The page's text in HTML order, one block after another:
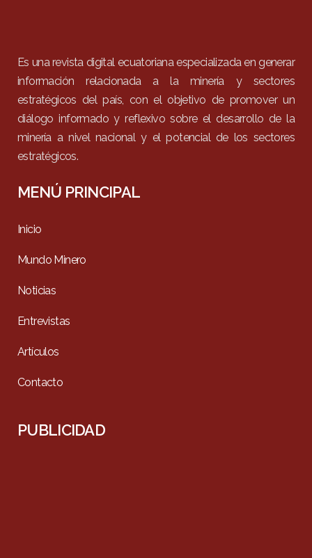
Es una revista digital ecuatoriana especializada en generar
información relacionada a la minería y sectores
estratégicos del país, con el objetivo de promover un
diálogo informado y reflexivo sobre el desarrollo de la
minería a nivel nacional y el potencial de los sectores
estratégicos.
MENÚ PRINCIPAL
Inicio
Mundo Minero
Noticias
Entrevistas
Artículos
Contacto
PUBLICIDAD